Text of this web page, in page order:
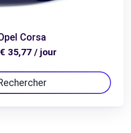
Corsa
€ 35,77 / jour